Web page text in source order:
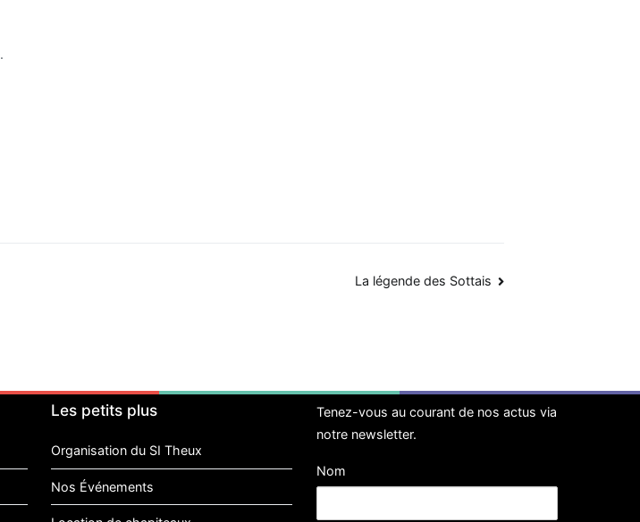
La légende des Sottais
Les petits plus
Organisation du SI Theux
Nos Événements
Tenez-vous au courant de nos actus via
notre newsletter.
Nom